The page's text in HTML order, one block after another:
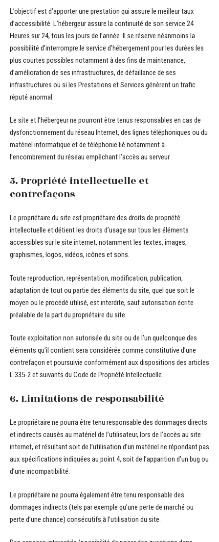
L’objectif est d’apporter une prestation qui assure le meilleur taux
d’accessibilité. L’hébergeur assure la continuité de son service 24
Heures sur 24, tous les jours de l’année. Il se réserve néanmoins la
possibilité d’interrompre le service d’hébergement pour les durées les
plus courtes possibles notamment à des fins de maintenance,
d’amélioration de ses infrastructures, de défaillance de ses
infrastructures ou si les Prestations et Services génèrent un trafic
réputé anormal.
Le site et l’hébergeur ne pourront être tenus responsables en cas de
dysfonctionnement du réseau Internet, des lignes téléphoniques ou du
matériel informatique et de téléphonie lié notamment à
l’encombrement du réseau empêchant l’accès au serveur.
5. Propriété intellectuelle et
contrefaçons
Le propriétaire du site est propriétaire des droits de propriété
intellectuelle et détient les droits d’usage sur tous les éléments
accessibles sur le site internet, notamment les textes, images,
graphismes, logos, vidéos, icônes et sons.
Toute reproduction, représentation, modification, publication,
adaptation de tout ou partie des éléments du site, quel que soit le
moyen ou le procédé utilisé, est interdite, sauf autorisation écrite
préalable de la part du propriétaire du site.
Toute exploitation non autorisée du site ou de l’un quelconque des
éléments qu’il contient sera considérée comme constitutive d’une
contrefaçon et poursuivie conformément aux dispositions des articles
L.335-2 et suivants du Code de Propriété Intellectuelle.
6. Limitations de responsabilité
Le propriétaire ne pourra être tenu responsable des dommages directs
et indirects causés au matériel de l’utilisateur, lors de l’accès au site
internet, et résultant soit de l’utilisation d’un matériel ne répondant pas
aux spécifications indiquées au point 4, soit de l’apparition d’un bug ou
d’une incompatibilité.
Le propriétaire ne pourra également être tenu responsable des
dommages indirects (tels par exemple qu’une perte de marché ou
perte d’une chance) consécutifs à l’utilisation du site.